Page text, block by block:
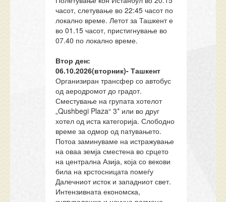
часот, слетување во 22:45 часот по
локално време. Летот за Ташкент е
во 01.15 часот, пристигнување во
07.40 по локално време.
Втор ден:
06.10.2026(вторник)-Ташкент
Организиран трансфер со автобус
од аеродромот до градот.
Сместување на групата хотелот
„Qushbegi Plaza“ 3* или во друг
хотел од иста категорија. Слободно
време за одмор од патувањето.
Потоа заминуваме на истражување
на оваа земја сместена во срцето
на централна Азија, која со векови
била на крстосницата помеѓу
Далечниот исток и западниот свет.
Интензивната економска,